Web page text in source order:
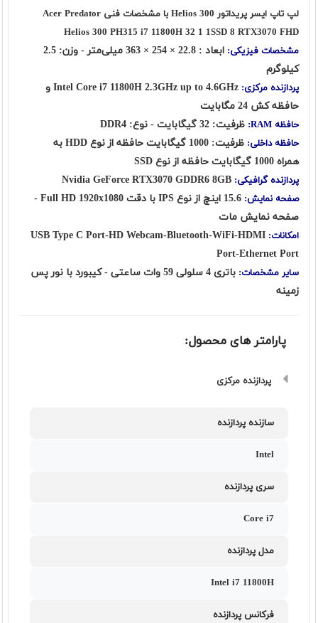
لپ تاپ ایسر پریداتور Helios 300 با مشخصات فنی Acer Predator
Helios 300 PH315 i7 11800H 32 1 1SSD 8 RTX3070 FHD
مشخصات فیزیکی:
ابعاد : 22.8 × 254 × 363 میلی‌متر - وزن: 2.5
کیلوگرم
پردازنده مرکزی:
Intel Core i7 11800H 2.3GHz up to 4.6GHz و
حافظه کش 24 مگابایت
حافظه RAM: ظرفیت: 32 گیگابایت - نوع: DDR4
حافظه داخلی:
ظرفیت: 1000 گیگابایت حافظه از نوع HDD به
همراه 1000 گیگابایت حافظه از نوع SSD
پردازنده گرافیکی:
صفحه نمایش:
15.6 اینچ از نوع IPS با دقت Full HD 1920x1080 -
صفحه نمایش مات
امکانات: USB Type C Port-HD Webcam-Bluetooth-WiFi-HDMI
Port-Ethernet Port
سایر مشخصات:
باتری 4 سلولی 59 وات ساعتی - کیبورد با نور پس
زمینه
پارامتر های محصول:
پردازنده مرکزی
سازنده پردازنده
Intel
سری پردازنده
Core i7
مدل پردازنده
Intel i7 11800H
فرکانس پردازنده